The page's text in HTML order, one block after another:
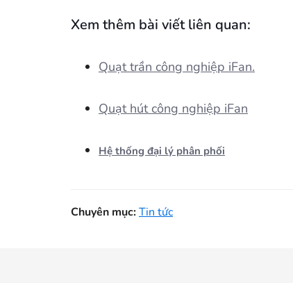
Xem thêm bài viết liên quan:
Quạt trần công nghiệp iFan.
Quạt hút công nghiệp iFan
Hệ thống đại lý phân phối
Chuyên mục:Tin tức